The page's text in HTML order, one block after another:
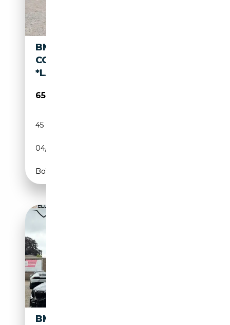
BMW M850 I XDRIVE GRAN
COUPÉ
*LASER*PANO*ACC*360°KAM*
65 899€
45 000 km
04/2023
Boîte automatique
BMW M850 8-SERIE GRAN